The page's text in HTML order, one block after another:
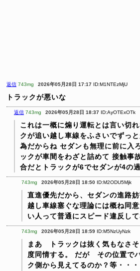
返信 743mg 2026年05月28日 17:17 ID:M1NTEzMjU
トラックが悪いな
返信 743mg 2026年05月28日 18:37 ID:AyOTExOTk
これは一概に煽り運転とは言い切
クが追い越し車線をふさいでずっ
為だからね セダンも無理に前に入
ックが車間をわざと詰めて 接触事
合だとトラックが6でセダンが4の
743mg 2026年05月28日 18:50 ID:M2ODU5Mjk
直進優先だから、セダンの進路
越し車線塞ぐな理論には概ね同
い人って普通にスピード違反して
743mg 2026年05月28日 18:59 ID:M5NzUyNzk
まあ トラックは抜く気もなさ
度同情する。
だが その位置で
ク側から見えてるのか？等・・・